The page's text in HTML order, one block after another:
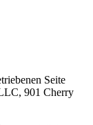
Seite
901 Cherry